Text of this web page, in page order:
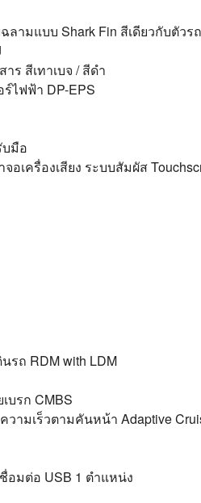
ลามแบบ Shark Fin สีเดียวกับตัวรถ
ร สีเทาเบจ / สีดำ
ร์ไฟฟ้า DP-EPS
บมือ
เครื่องเสียง ระบบสัมผัส
รถ RDM with LDM
บรก CMBS
มเร็วตามคันหน้า Adaptive
อมต่อ USB 1 ตำแหน่ง